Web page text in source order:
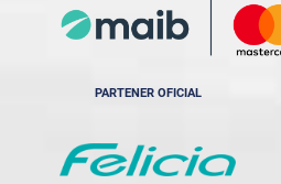
PARTENER OFICIAL